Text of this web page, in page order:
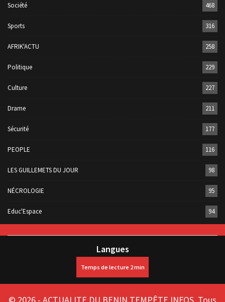
Société 468
Sports 316
AFRIK'ACTU 258
Politique 229
Culture 227
Drame 211
Sécurité 177
PEOPLE 116
LES GUILLEMETS DU JOUR 98
NÉCROLOGIE 95
Educ'Espace 94
Langues
© 2026 - ACTUALITE DU BENIN TEMPÊTE INFOS. Tous